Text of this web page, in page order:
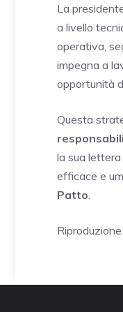
La
a livello
operativa,
impegna a
opportunità
Questa
la sua
efficace e
Patto